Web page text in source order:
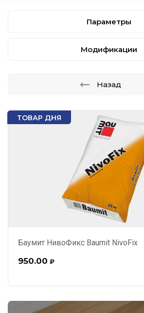
ТОВАР ДНЯ
Баумит НивоФикс Baumit NivoFix
950.00 ₽
Параметры
Модификации
Назад